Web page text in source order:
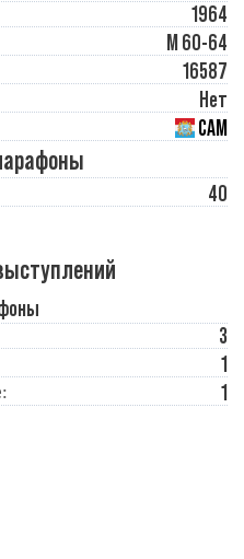
1964
М 60-64
16587
Нет
САМ
40
3
1
1